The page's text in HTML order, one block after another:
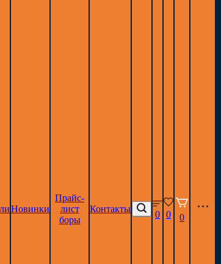
Новинки
Прайс-
лист
боры
Контакты
0 0 0